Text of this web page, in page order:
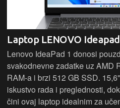
Laptop LENOVO Ideapad
Lenovo IdeaPad 1 donosi
svakodnevne zadatke uz AMD
RAM-a i brzi 512 GB SSD.
iskustvo rada i preglednosti,
čini ovaj laptop idealnim za